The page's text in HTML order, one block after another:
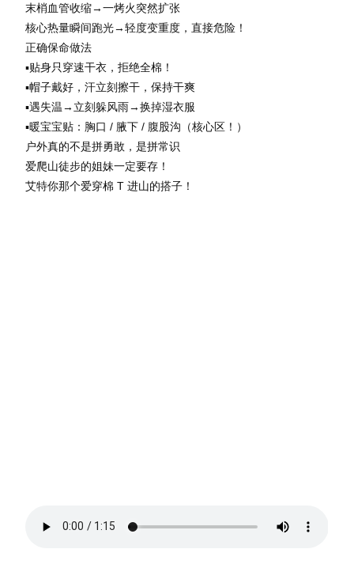
末梢血管收缩→一烤火突然扩张
核心热量瞬间跑光→轻度变重度，直接危险！
正确保命做法
▪️贴身只穿速干衣，拒绝全棉！
▪️帽子戴好，汗立刻擦干，保持干爽
▪️遇失温→立刻躲风雨→换掉湿衣服
▪️暖宝宝贴：胸口 / 腋下 / 腹股沟（核心区！）
户外真的不是拼勇敢，是拼常识
爱爬山徒步的姐妹一定要存！
艾特你那个爱穿棉 T 进山的搭子！